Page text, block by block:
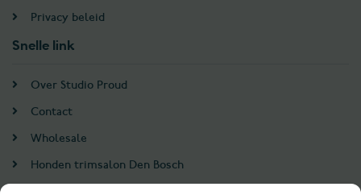
Privacy beleid
Snelle link
Over Studio Proud
Contact
Wholesale
Honden trimsalon Den Bosch